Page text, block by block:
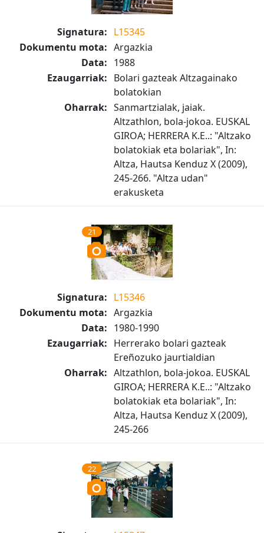
Signatura: L15345
Dokumentu mota: Argazkia
Data: 1988
Ezaugarriak: Bolari gazteak Altzagainako
bolatokian
Oharrak: Sanmartzialak, jaiak.
Altzathlon, bola-jokoa. EUSKAL
GIROA; HERRERA K.E..: "Altzako
bolatokiak eta bolariak", In:
Altza, Hautsa Kenduz X (2009),
245-266. "Altza udan"
erakusketa
21
Signatura: L15346
Dokumentu mota: Argazkia
Data: 1980-1990
Ezaugarriak: Herrerako bolari gazteak
Ereñozuko jaurtialdian
Oharrak: Altzathlon, bola-jokoa. EUSKAL
GIROA; HERRERA K.E..: "Altzako
bolatokiak eta bolariak", In:
Altza, Hautsa Kenduz X (2009),
245-266
22